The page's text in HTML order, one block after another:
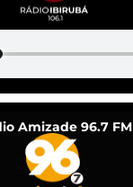
Amizade 96.7 FM